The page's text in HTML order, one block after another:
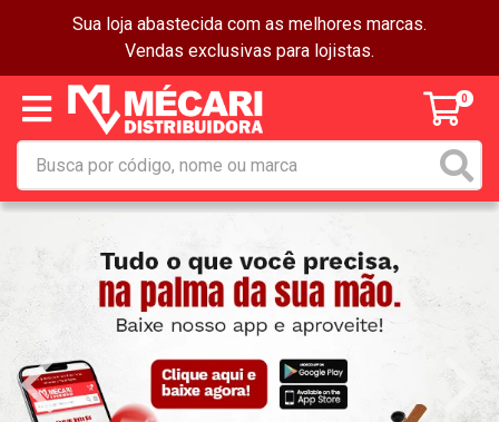
Sua loja abastecida com as melhores marcas.
Vendas exclusivas para lojistas.
0